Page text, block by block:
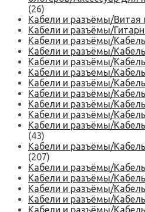
(26)
Кабели и разъёмы/Витая
Кабели и разъёмы/
Кабели и разъёмы/Кабель
Кабели и разъёмы/
Кабели и разъёмы/
Кабели и разъёмы/
Кабели и разъёмы/
Кабели и разъёмы/
Кабели и разъёмы/
Кабели и разъёмы/Кабель
Кабели и разъёмы/
(43)
Кабели и разъёмы/
(207)
Кабели и разъёмы/
Кабели и разъёмы/
Кабели и разъёмы/
Кабели и разъёмы/
Кабели и разъёмы/